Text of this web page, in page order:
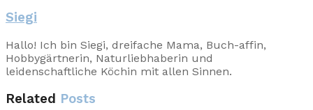
Siegi
Hallo! Ich bin Siegi, dreifache Mama, Buch-affin,
Hobbygärtnerin, Naturliebhaberin und
leidenschaftliche Köchin mit allen Sinnen.
Related Posts